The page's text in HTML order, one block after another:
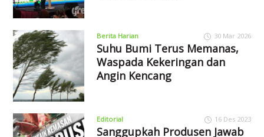
Berita Harian 30 Mar 2026
Suhu Bumi Terus Memanas,
Waspada Kekeringan dan
Angin Kencang
Editorial 16 Des 2023
Sanggupkah Produsen Jawab